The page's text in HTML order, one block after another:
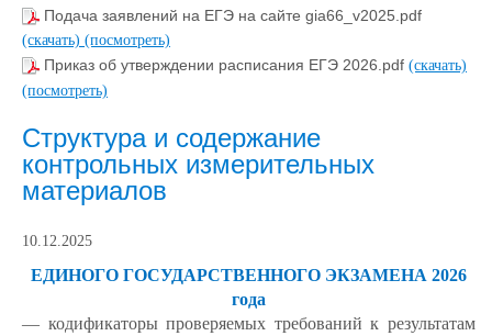
Подача заявлений на ЕГЭ на сайте gia66_v2025.pdf
(скачать) (посмотреть)
Приказ об утверждении расписания ЕГЭ 2026.pdf (скачать)
(посмотреть)
Структура и содержание
контрольных измерительных
материалов
10.12.2025
ЕДИНОГО ГОСУДАРСТВЕННОГО ЭКЗАМЕНА 2026
года
— кодификаторы проверяемых требований к результатам